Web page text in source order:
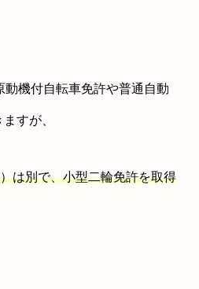
動機付自転車免許や普通自動
すが、
は別で、小型二輪免許を取得